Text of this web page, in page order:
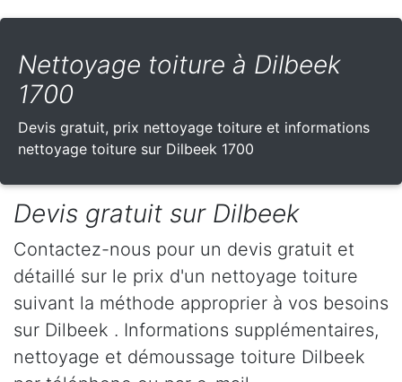
Nettoyage toiture à Dilbeek
1700
Devis gratuit, prix nettoyage toiture et informations
nettoyage toiture sur Dilbeek 1700
Devis gratuit sur Dilbeek
Contactez-nous pour un devis gratuit et
détaillé sur le prix d'un nettoyage toiture
suivant la méthode approprier à vos besoins
sur Dilbeek . Informations supplémentaires,
nettoyage et démoussage toiture Dilbeek